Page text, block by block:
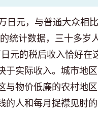
日元，与普通大众相
统计数据，三十多岁
元的税后收入恰好在
于实际收入。城市地
物价低廉的农村地区
的人和每月捉襟见肘